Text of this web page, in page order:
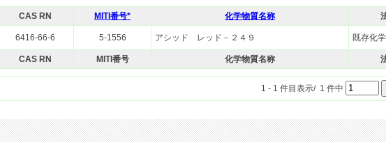
CAS RN MITI番号* 化学物質名称
6416-66-6 5-1556 アシッド レッド－２４９ 既存化
CAS RN MITI番号 化学物質名称
1 - 1 件目表示/ 1 件中